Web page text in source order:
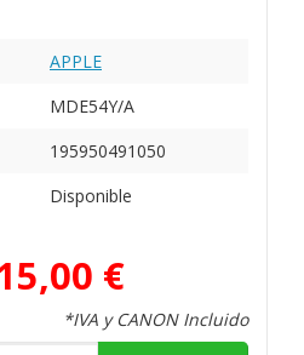
APPLE
MDE54Y/A
195950491050
Disponible
€
*IVA y CANON Incluido